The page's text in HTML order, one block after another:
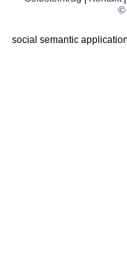
©
social semantic